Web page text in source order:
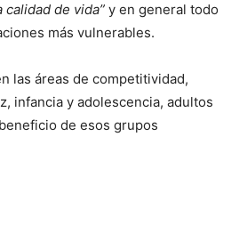
de vida” y en general todo
más vulnerables.
las áreas de competitividad,
infancia y adolescencia, adultos
de esos grupos